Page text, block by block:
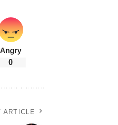
Angry
0
ARTICLE